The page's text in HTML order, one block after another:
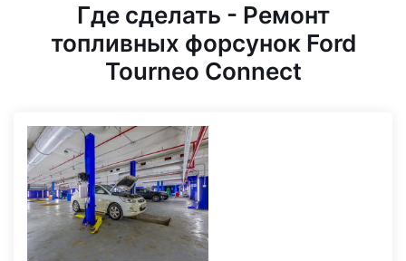
Где сделать - Ремонт
топливных форсунок Ford
Tourneo Connect